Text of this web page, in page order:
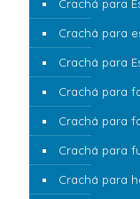
Crachá para
Crachá para
Crachá para
Crachá para
Crachá para
Crachá para
Crachá para